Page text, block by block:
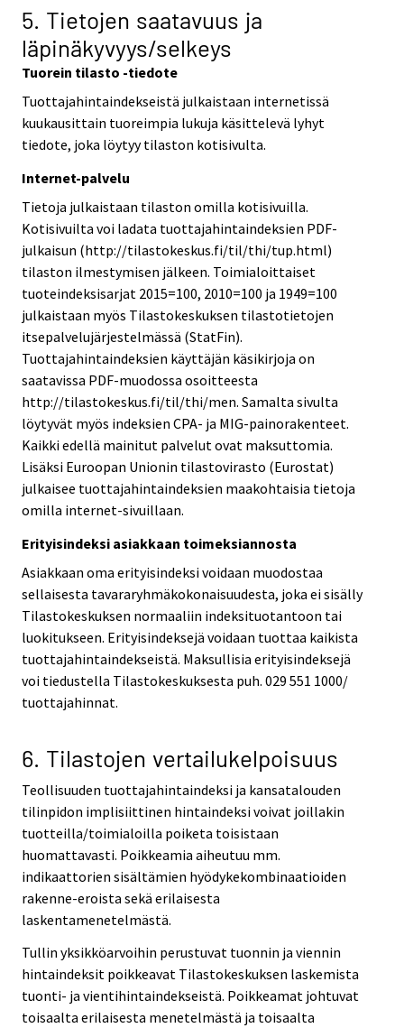
5. Tietojen saatavuus ja
läpinäkyvyys/selkeys
Tuorein tilasto -tiedote
Tuottajahintaindekseistä julkaistaan internetissä
kuukausittain tuoreimpia lukuja käsittelevä lyhyt
tiedote, joka löytyy tilaston kotisivulta.
Internet-palvelu
Tietoja julkaistaan tilaston omilla kotisivuilla.
Kotisivuilta voi ladata tuottajahintaindeksien PDF-
julkaisun (http://tilastokeskus.fi/til/thi/tup.html)
tilaston ilmestymisen jälkeen. Toimialoittaiset
tuoteindeksisarjat 2015=100, 2010=100 ja 1949=100
julkaistaan myös Tilastokeskuksen tilastotietojen
itsepalvelujärjestelmässä (StatFin).
Tuottajahintaindeksien käyttäjän käsikirjoja on
saatavissa PDF-muodossa osoitteesta
http://tilastokeskus.fi/til/thi/men. Samalta sivulta
löytyvät myös indeksien CPA- ja MIG-painorakenteet.
Kaikki edellä mainitut palvelut ovat maksuttomia.
Lisäksi Euroopan Unionin tilastovirasto (Eurostat)
julkaisee tuottajahintaindeksien maakohtaisia tietoja
omilla internet-sivuillaan.
Erityisindeksi asiakkaan toimeksiannosta
Asiakkaan oma erityisindeksi voidaan muodostaa
sellaisesta tavararyhmäkokonaisuudesta, joka ei sisälly
Tilastokeskuksen normaaliin indeksituotantoon tai
luokitukseen. Erityisindeksejä voidaan tuottaa kaikista
tuottajahintaindekseistä. Maksullisia erityisindeksejä
voi tiedustella Tilastokeskuksesta puh. 029 551 1000/
tuottajahinnat.
6. Tilastojen vertailukelpoisuus
Teollisuuden tuottajahintaindeksi ja kansatalouden
tilinpidon implisiittinen hintaindeksi voivat joillakin
tuotteilla/toimialoilla poiketa toisistaan
huomattavasti. Poikkeamia aiheutuu mm.
indikaattorien sisältämien hyödykekombinaatioiden
rakenne-eroista sekä erilaisesta
laskentamenetelmästä.
Tullin yksikköarvoihin perustuvat tuonnin ja viennin
hintaindeksit poikkeavat Tilastokeskuksen laskemista
tuonti- ja vientihintaindekseistä. Poikkeamat johtuvat
toisaalta erilaisesta menetelmästä ja toisaalta